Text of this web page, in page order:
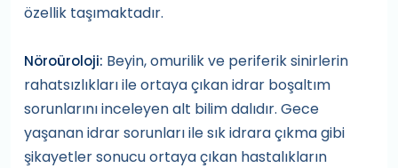
özellik taşımaktadır.
Nöroüroloji: Beyin, omurilik ve periferik sinirlerin
rahatsızlıkları ile ortaya çıkan idrar boşaltım
sorunlarını inceleyen alt bilim dalıdır. Gece
yaşanan idrar sorunları ile sık idrara çıkma gibi
şikayetler sonucu ortaya çıkan hastalıkların